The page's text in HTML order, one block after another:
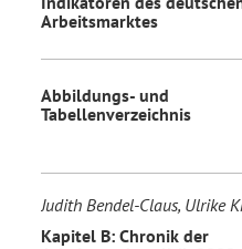
Arbeitsmarktes
Abbildungs- und
Tabellenverzeichnis
Judith Bendel-Claus, Ulrike
Kapitel B: Chronik der